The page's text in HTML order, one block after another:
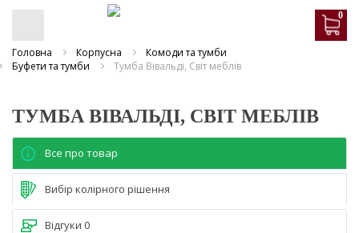
0
Головна Корпусна
Комоди та тумби
Буфети та тумби
Тумба Вівальді, Світ меблів
ТУМБА ВІВАЛЬДІ, СВІТ МЕБЛІВ
Все про товар
Вибір колірного рішення
Відгуки 0